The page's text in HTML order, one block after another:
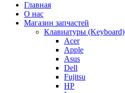
Главная
О нас
Магазин запчастей
Клавиатуры (Keyboard)
Acer
Apple
Asus
Dell
Fujitsu
HP